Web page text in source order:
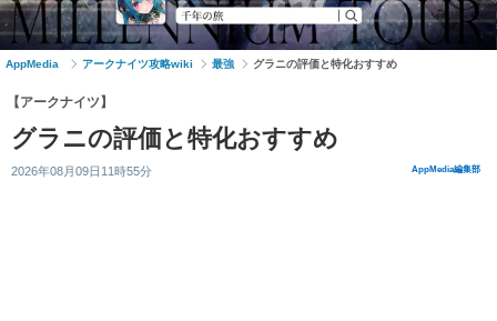
AppMedia アークナイツ攻略wiki 最強 グラニの評価と特化おすすめ
【アークナイツ】
グラニの評価と特化おすすめ
2026年08月09日11時55分 AppMedia編集部